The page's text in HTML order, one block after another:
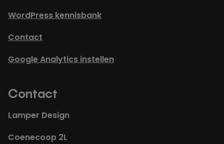
WordPress kennisbank
Contact
Google Analytics instellen
Contact
Lamper Design
Coenecoop 2L